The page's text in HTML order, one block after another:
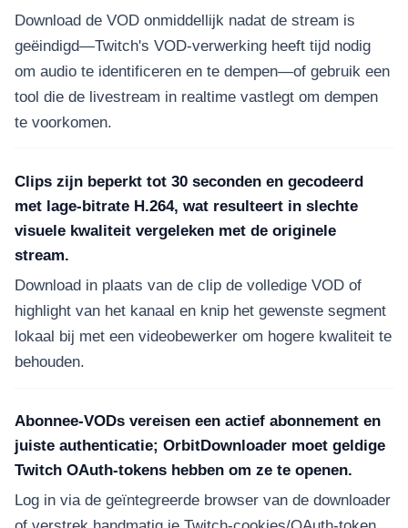
Download de VOD onmiddellijk nadat de stream is
geëindigd—Twitch's VOD-verwerking heeft tijd nodig
om audio te identificeren en te dempen—of gebruik een
tool die de livestream in realtime vastlegt om dempen
te voorkomen.
Clips zijn beperkt tot 30 seconden en gecodeerd
met lage-bitrate H.264, wat resulteert in slechte
visuele kwaliteit vergeleken met de originele
stream.
Download in plaats van de clip de volledige VOD of
highlight van het kanaal en knip het gewenste segment
lokaal bij met een videobewerker om hogere kwaliteit te
behouden.
Abonnee-VODs vereisen een actief abonnement en
juiste authenticatie; OrbitDownloader moet geldige
Twitch OAuth-tokens hebben om ze te openen.
Log in via de geïntegreerde browser van de downloader